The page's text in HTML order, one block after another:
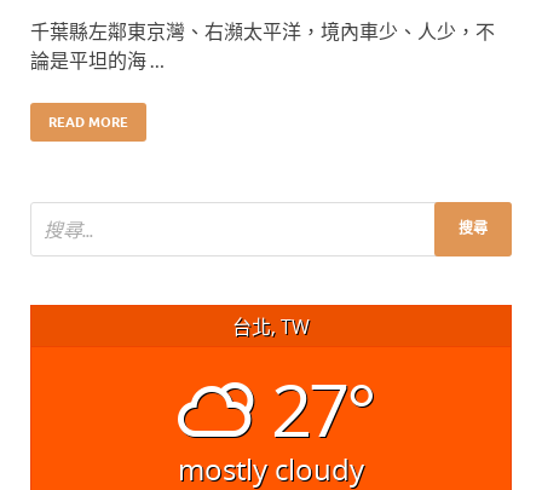
千葉縣左鄰東京灣、右瀕太平洋，境內車少、人少，不
論是平坦的海 …
READ MORE
台北, TW
27°
mostly cloudy